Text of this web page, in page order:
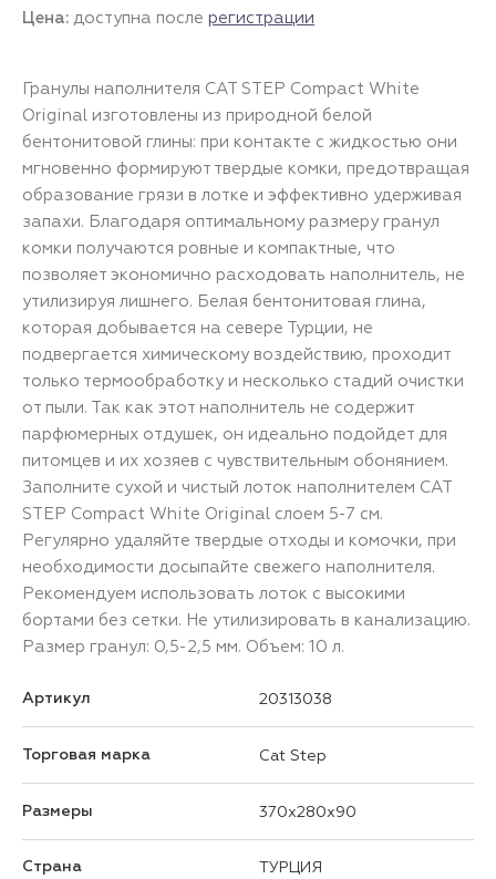
Цена: доступна после регистрации
Гранулы наполнителя CAT STEP Compact White
Original изготовлены из природной белой
бентонитовой глины: при контакте с жидкостью они
мгновенно формируют твердые комки, предотвращая
образование грязи в лотке и эффективно удерживая
запахи. Благодаря оптимальному размеру гранул
комки получаются ровные и компактные, что
позволяет экономично расходовать наполнитель, не
утилизируя лишнего. Белая бентонитовая глина,
которая добывается на севере Турции, не
подвергается химическому воздействию, проходит
только термообработку и несколько стадий очистки
от пыли. Так как этот наполнитель не содержит
парфюмерных отдушек, он идеально подойдет для
питомцев и их хозяев с чувствительным обонянием.
Заполните сухой и чистый лоток наполнителем CAT
STEP Compact White Original слоем 5-7 см.
Регулярно удаляйте твердые отходы и комочки, при
необходимости досыпайте свежего наполнителя.
Рекомендуем использовать лоток с высокими
бортами без сетки. Не утилизировать в канализацию.
Размер гранул: 0,5-2,5 мм. Объем: 10 л.
Артикул 20313038
Торговая марка Cat Step
Размеры 370x280x90
Страна ТУРЦИЯ